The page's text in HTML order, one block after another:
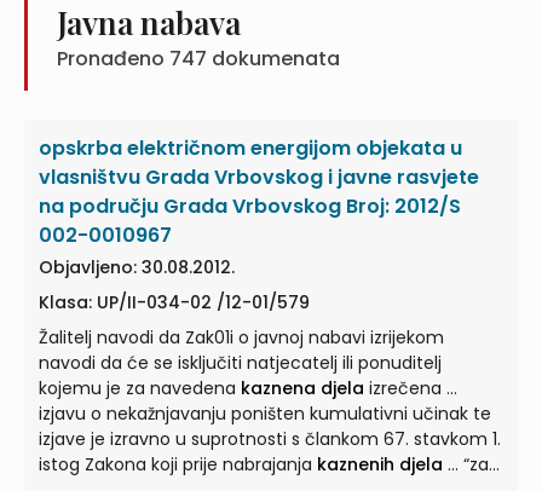
Javna nabava
Pronađeno 747 dokumenata
opskrba električnom energijom objekata u
vlasništvu Grada Vrbovskog i javne rasvjete
na području Grada Vrbovskog Broj: 2012/S
002-0010967
Objavljeno: 30.08.2012.
Klasa: UP/II-034-02 /12-01/579
Žalitelj navodi da Zak01i o javnoj nabavi izrijekom
navodi da će se isključiti natjecatelj ili ponuditelj
kojemu je za navedena kaznena djela izrečena ...
izjavu o nekažnjavanju poništen kumulativni učinak te
izjave je izravno u suprotnosti s člankom 67. stavkom 1.
istog Zakona koji prije nabrajanja kaznenih djela ... “za